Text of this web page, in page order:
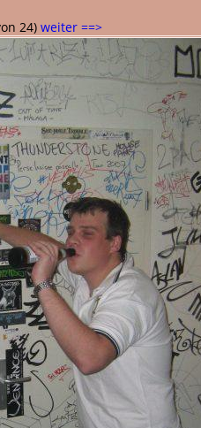
24) weiter ==>